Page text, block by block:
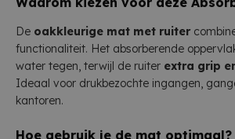
De oakkleurige mat met ruiter
functionaliteit. Het absorberende
water tegen, terwijl de ruiter extra grip
Ideaal voor drukbezochte ingangen,
kantoren.
Hoe gebruik je de mat optimaal?